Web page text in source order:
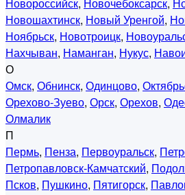
Новошахтинск, Новый Уренгой,
Ноябрьск, Новотроицк,
Нахчыван, Наманган, Нукус,
О
Омск, Обнинск, Одинцово,
Орехово-Зуево, Орск, Орехов,
Олмалик
П
Пермь, Пенза, Первоуральск,
Петропавловск-Камчатский,
Псков, Пушкино, Пятигорск,